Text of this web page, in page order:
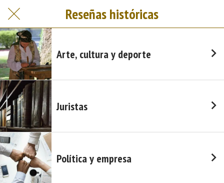
Reseñas históricas
Arte, cultura y deporte
Juristas
Política y empresa